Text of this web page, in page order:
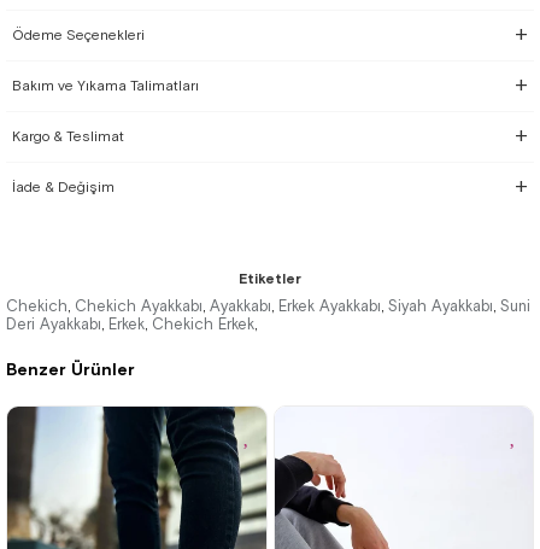
Ödeme Seçenekleri
Bakım ve Yıkama Talimatları
Kargo & Teslimat
İade & Değişim
Benzer Ürünler
Etiketler
Chekich, Chekich Ayakkabı, Ayakkabı, Erkek Ayakkabı, Siyah Ayakkabı, Suni
Deri Ayakkabı, Erkek, Chekich Erkek,